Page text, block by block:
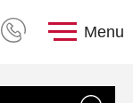
Menu